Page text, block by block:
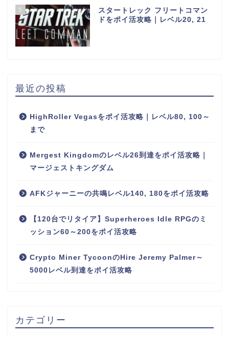
5
スタートレック フリートコマン
ドをポイ活攻略｜レベル20, 21
最近の投稿
HighRoller Vegasをポイ活攻略｜レベル80, 100～
まで
Mergest Kingdomのレベル26到達をポイ活攻略｜
マージェストキングダム
AFKジャーニーの共鳴レベル140, 180をポイ活攻略
【120台でリタイア】Superheroes Idle RPGのミ
ッション60～200をポイ活攻略
Crypto Miner TycoonのHire Jeremy Palmer～
5000レベル到達をポイ活攻略
カテゴリー